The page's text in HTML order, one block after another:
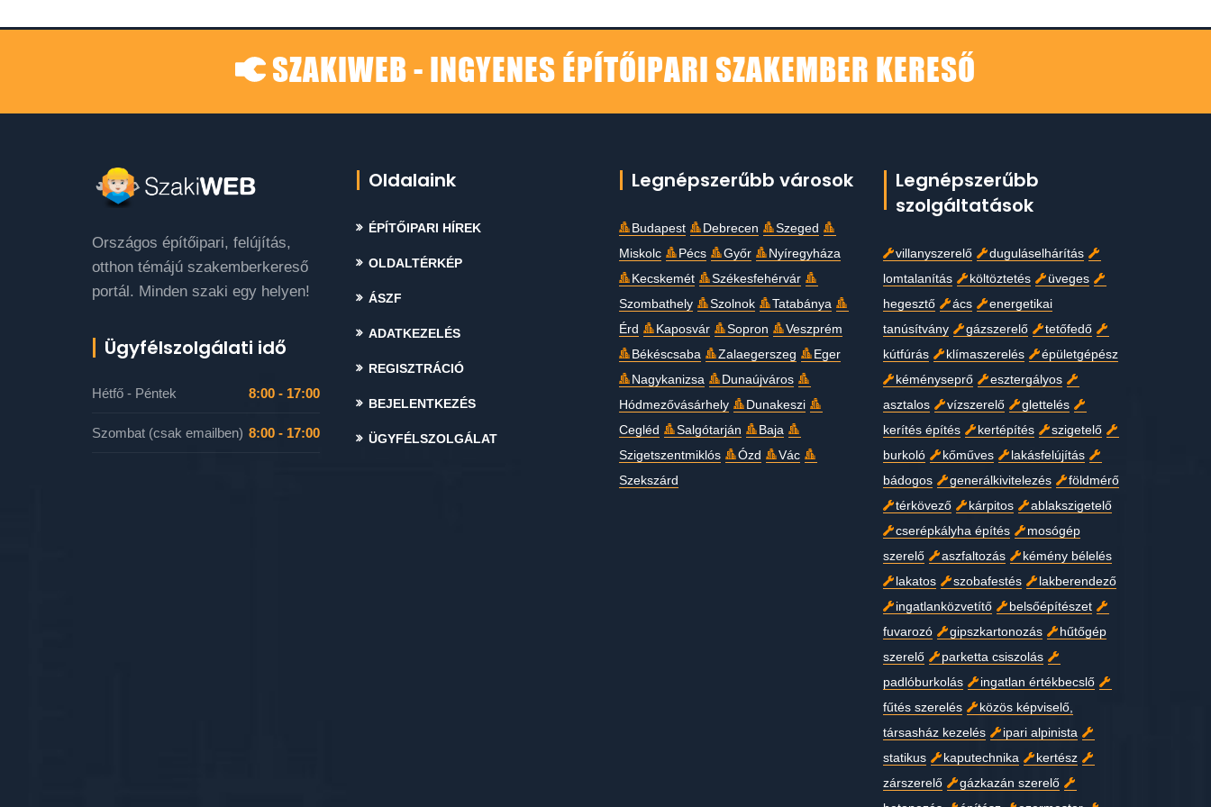
SZAKIWEB - INGYENES ÉPÍTŐIPARI SZAKEMBER KERESŐ
Országos építőipari, felújítás,
otthon témájú szakemberkereső
portál. Minden szaki egy helyen!
Ügyfélszolgálati idő
Hétfő - Péntek 8:00 - 17:00
Szombat (csak emailben) 8:00 - 17:00
Oldalaink
ÉPÍTŐIPARI HÍREK
OLDALTÉRKÉP
ÁSZF
ADATKEZELÉS
REGISZTRÁCIÓ
BEJELENTKEZÉS
ÜGYFÉLSZOLGÁLAT
Legnépszerűbb városok
Budapest Debrecen
Szeged
Miskolc
Pécs Győr
Nyíregyháza
Kecskemét
Székesfehérvár
Szombathely
Szolnok
Tatabánya
Érd
Kaposvár Sopron
Veszprém
Békéscsaba
Zalaegerszeg
Eger
Nagykanizsa
Dunaújváros
Hódmezővásárhely
Dunakeszi
Cegléd
Salgótarján
Baja
Szigetszentmiklós
Ózd
Vác
Szekszárd
Legnépszerűbb
szolgáltatások
villanyszerelő
duguláselhárítás
lomtalanítás
költöztetés
üveges
hegesztő
ács
energetikai
tanúsítvány
gázszerelő
tetőfedő
kútfúrás
klímaszerelés
épületgépész
kéményseprő
esztergályos
asztalos
vízszerelő
glettelés
kerítés építés
kertépítés
szigetelő
burkoló
kőműves
lakásfelújítás
bádogos
generálkivitelezés
földmérő
térkövező
kárpitos
ablakszigetelő
cserépkályha építés
mosógép
szerelő
aszfaltozás
kémény bélelés
lakatos
szobafestés
lakberendező
ingatlanközvetítő
belsőépítészet
fuvarozó
gipszkartonozás
hűtőgép
szerelő
parketta csiszolás
padlóburkolás
ingatlan értékbecslő
fűtés szerelés
közös képviselő,
társasház kezelés
ipari alpinista
statikus
kaputechnika
kertész
zárszerelő
gázkazán szerelő